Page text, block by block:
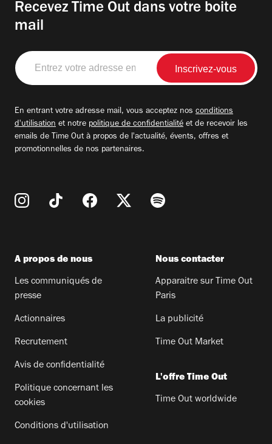
Recevez Time Out dans votre boite
mail
Entrez
votre
adresse
En entrant votre adresse mail, vous acceptez nos conditions
d'utilisation et notre politique de confidentialité et de recevoir les
emails de Time Out à propos de l'actualité, évents, offres et
promotionnelles de nos partenaires.
A propos de nous
Les communiqués de
presse
Actionnaires
Recrutement
Avis de confidentialité
Politique concernant les
cookies
Conditions d'utilisation
Nous contacter
Apparaitre sur Time Out
Paris
La publicité
Time Out Market
L'offre Time Out
Time Out worldwide